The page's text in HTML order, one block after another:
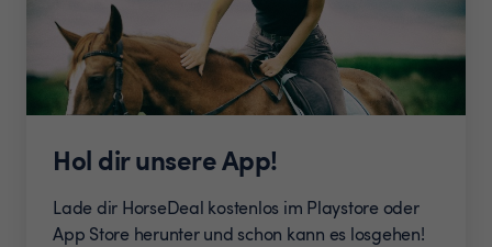
Hol dir unsere App!
Lade dir HorseDeal kostenlos im Playstore oder
App Store herunter und schon kann es losgehen!